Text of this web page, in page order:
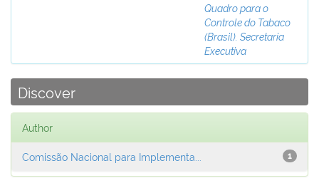
Quadro para o
Controle do Tabaco
(Brasil). Secretaria
Executiva
Discover
Author
1
Comissão Nacional para Implementa...